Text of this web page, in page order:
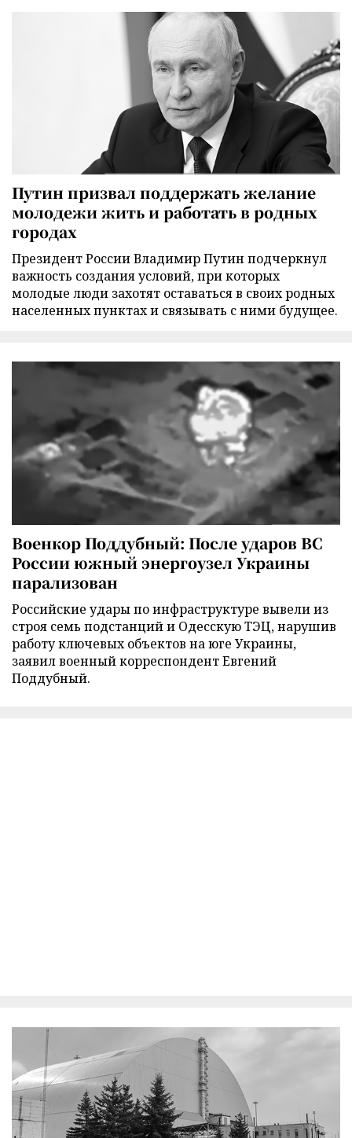
Путин призвал поддержать желание
молодежи жить и работать в родных
городах
Президент России Владимир Путин подчеркнул
важность создания условий, при которых
молодые люди захотят оставаться в своих родных
населенных пунктах и связывать с ними будущее.
Военкор Поддубный: После ударов ВС
России южный энергоузел Украины
парализован
Российские удары по инфраструктуре вывели из
строя семь подстанций и Одесскую ТЭЦ, нарушив
работу ключевых объектов на юге Украины,
заявил военный корреспондент Евгений
Поддубный.